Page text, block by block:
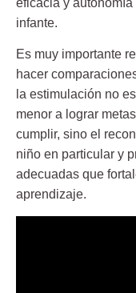
eficacia y
infante.
Es muy importante
hacer
la estimulación no
menor a lograr
cumplir, sino el
niño en particular y
adecuadas que
aprendizaje.